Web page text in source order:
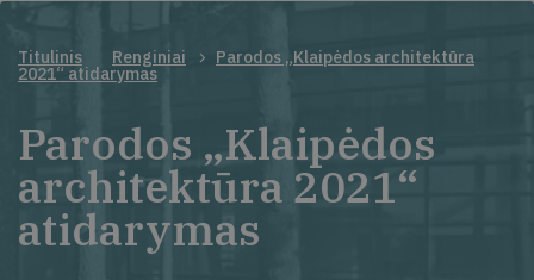
Titulinis Renginiai Parodos „Klaipėdos architektūra
2021“ atidarymas
Parodos „Klaipėdos
architektūra 2021“
atidarymas